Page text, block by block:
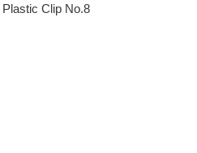
Clip No.8